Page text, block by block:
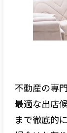
不動産の専
最適な出店
まで徹底的